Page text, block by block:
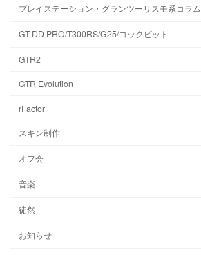
プレイステーション・グランツーリスモ系コラム
GT DD PRO/T300RS/G25/コックピット
GTR2
GTR Evolution
rFactor
スキン制作
オフ会
音楽
徒然
お知らせ